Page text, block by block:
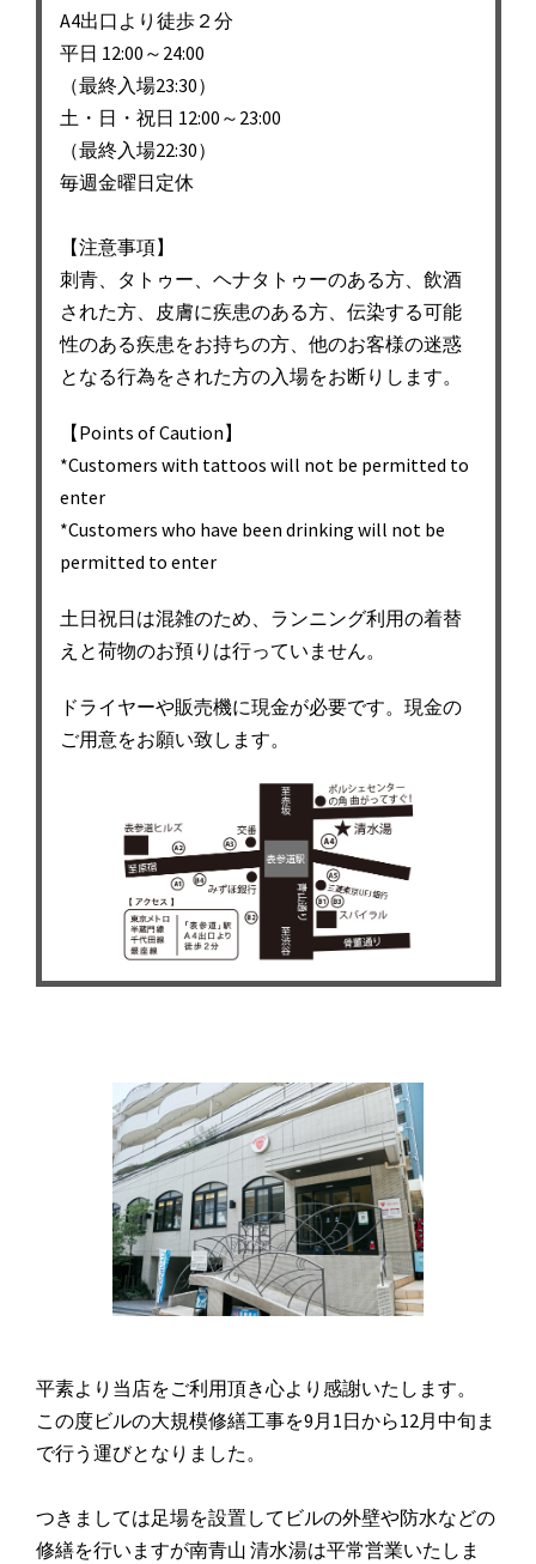
A4出口より徒歩２分
平日 12:00～24:00
（最終入場23:30）
土・日・祝日 12:00～23:00
（最終入場22:30）
毎週金曜日定休
【注意事項】
刺青、タトゥー、ヘナタトゥーのある方、飲酒
された方、皮膚に疾患のある方、伝染する可能
性のある疾患をお持ちの方、他のお客様の迷惑
となる行為をされた方の入場をお断りします。
【Points of Caution】
*Customers with tattoos will not be permitted to
enter
*Customers who have been drinking will not be
permitted to enter
土日祝日は混雑のため、ランニング利用の着替
えと荷物のお預りは行っていません。
ドライヤーや販売機に現金が必要です。現金の
ご用意をお願い致します。
平素より当店をご利用頂き心より感謝いたします。
この度ビルの大規模修繕工事を9月1日から12月中旬ま
で行う運びとなりました。
つきましては足場を設置してビルの外壁や防水などの
修繕を行いますが南青山 清水湯は平常営業いたしま